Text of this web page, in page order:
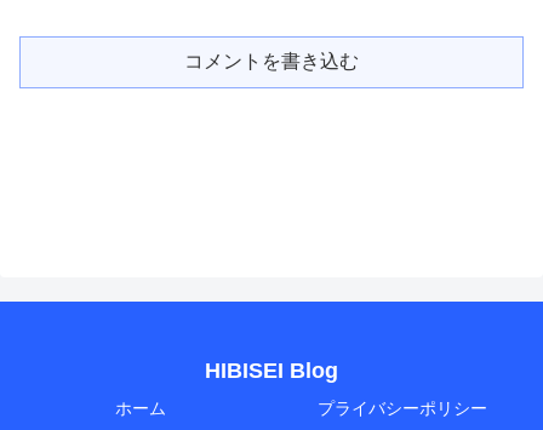
コメントを書き込む
HIBISEI Blog
ホーム プライバシーポリシー